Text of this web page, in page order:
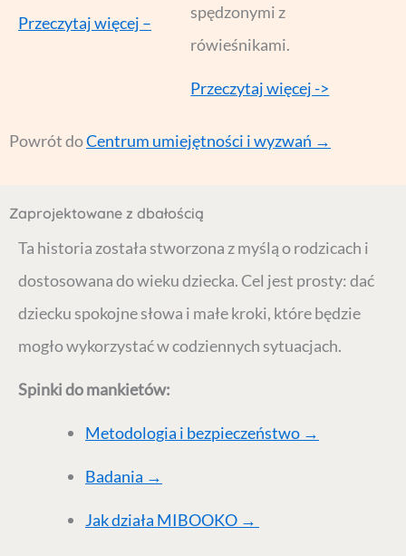
Przeczytaj więcej –
spędzonymi z
rówieśnikami.
Przeczytaj więcej ->
Powrót doCentrum umiejętności i wyzwań →
Zaprojektowane z dbałością
Ta historia została stworzona z myślą o rodzicach i
dostosowana do wieku dziecka. Cel jest prosty: dać
dziecku spokojne słowa i małe kroki, które będzie
mogło wykorzystać w codziennych sytuacjach.
Spinki do mankietów:
Metodologia i bezpieczeństwo →
Badania →
Jak działa MIBOOKO →